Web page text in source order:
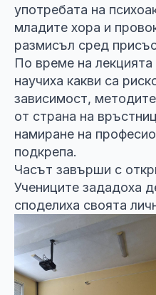
употребата на
младите хора и
размисъл сред
По време на лекцията
научиха какви са
зависимост,
от страна на
намиране на
подкрепа.
Часът завърши с
Учениците зададоха
споделиха своята